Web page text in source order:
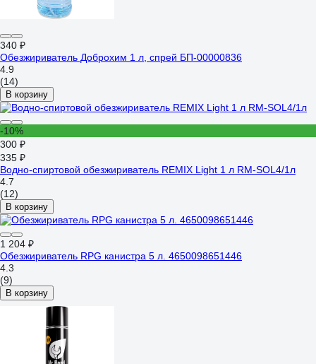
340 ₽
Обезжириватель Доброхим 1 л, спрей БП-00000836
4.9
(14)
В корзину
-10%
300 ₽
335 ₽
Водно-спиртовой обезжириватель REMIX Light 1 л RM-SOL4/1л
4.7
(12)
В корзину
1 204 ₽
Обезжириватель RPG канистра 5 л. 4650098651446
4.3
(9)
В корзину